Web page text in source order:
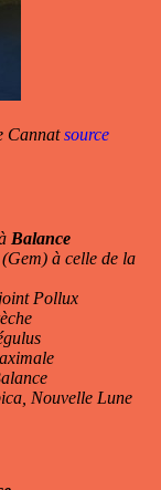
Cannatsource
Balance
(Gem) à celle de la
Pollux
Nouvelle Lune